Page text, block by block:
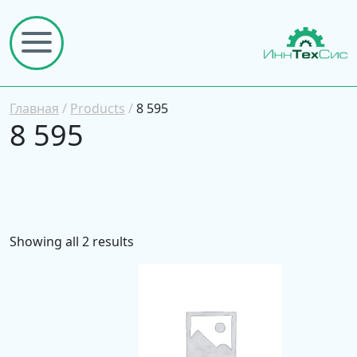
Главная / Products /8 595
8 595
Showing all 2 results